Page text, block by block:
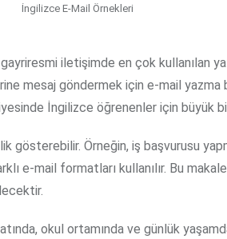
İngilizce E-Mail Örnekleri
iletişimde en çok kullanılan
mesaj göndermek için e-mail
İngilizce öğrenenler için büyük
gösterebilir. Örneğin, iş başvurusu
e-mail formatları kullanılır. Bu
okul ortamında ve günlük